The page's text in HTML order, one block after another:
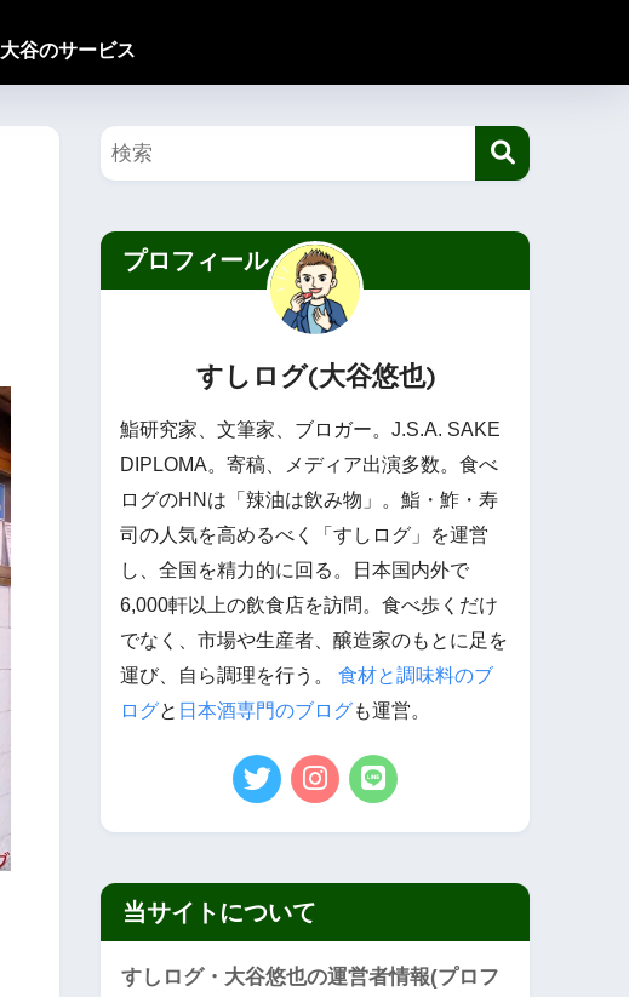
大谷のサービス
プロフィール
すしログ(大谷悠也)
鮨研究家、文筆家、ブロガー。J.S.A. SAKE
DIPLOMA。寄稿、メディア出演多数。食べ
ログのHNは「辣油は飲み物」。鮨・鮓・寿
司の人気を高めるべく「すしログ」を運営
し、全国を精力的に回る。日本国内外で
6,000軒以上の飲食店を訪問。食べ歩くだけ
でなく、市場や生産者、醸造家のもとに足を
運び、自ら調理を行う。 食材と調味料のブ
ログと 日本酒専門のブログも運営。
当サイトについて
すしログ・大谷悠也の運営者情報(プロフ